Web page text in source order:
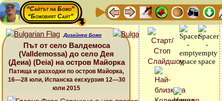
“Сайтът на Божо”
“Божовият Сайт”
Дизайнер Божо
Път от село Валдемоса
(Valldemossa) до село Дея
(Деиа) (Deia) на остров Майорка
Патища и разходки по остров Майорка,
16—28 юли, Испанска екскурзия 12—30
юли 2015